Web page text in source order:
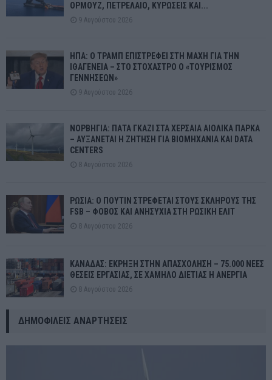
ΟΡΜΟΥΖ, ΠΕΤΡΕΛΑΙΟ, ΚΥΡΩΣΕΙΣ ΚΑΙ...
9 Αυγούστου 2026
ΗΠΑ: Ο ΤΡΑΜΠ ΕΠΙΣΤΡΕΦΕΙ ΣΤΗ ΜΑΧΗ ΓΙΑ ΤΗΝ
ΙΘΑΓΕΝΕΙΑ – ΣΤΟ ΣΤΟΧΑΣΤΡΟ Ο «ΤΟΥΡΙΣΜΟΣ
ΓΕΝΝΗΣΕΩΝ»
9 Αυγούστου 2026
ΝΟΡΒΗΓΙΑ: ΠΑΤΑ ΓΚΑΖΙ ΣΤΑ ΧΕΡΣΑΙΑ ΑΙΟΛΙΚΑ ΠΑΡΚΑ
– ΑΥΞΑΝΕΤΑΙ Η ΖΗΤΗΣΗ ΓΙΑ ΒΙΟΜΗΧΑΝΙΑ ΚΑΙ DATA
CENTERS
8 Αυγούστου 2026
ΡΩΣΙΑ: Ο ΠΟΥΤΙΝ ΣΤΡΕΦΕΤΑΙ ΣΤΟΥΣ ΣΚΛΗΡΟΥΣ ΤΗΣ
FSB – ΦΟΒΟΣ ΚΑΙ ΑΝΗΣΥΧΙΑ ΣΤΗ ΡΩΣΙΚΗ ΕΛΙΤ
8 Αυγούστου 2026
ΚΑΝΑΔΑΣ: ΕΚΡΗΞΗ ΣΤΗΝ ΑΠΑΣΧΟΛΗΣΗ – 75.000 ΝΕΕΣ
ΘΕΣΕΙΣ ΕΡΓΑΣΙΑΣ, ΣΕ ΧΑΜΗΛΟ ΔΙΕΤΙΑΣ Η ΑΝΕΡΓΙΑ
8 Αυγούστου 2026
ΔΗΜΟΦΙΛΕΊΣ ΑΝΑΡΤΉΣΕΙΣ